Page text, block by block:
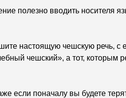
полезно вводить носителя
настоящую чешскую речь, с
чешский», а тот, которым
если поначалу вы будете